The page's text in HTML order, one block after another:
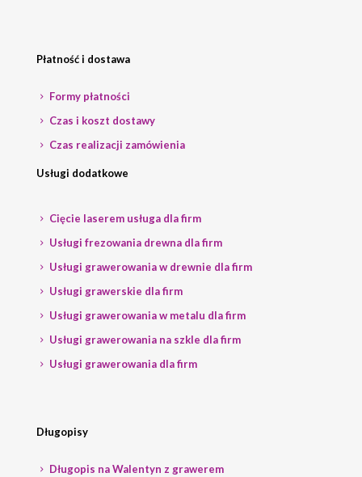
Płatność i dostawa
Formy płatności
Czas i koszt dostawy
Czas realizacji zamówienia
Usługi dodatkowe
Cięcie laserem usługa dla firm
Usługi frezowania drewna dla firm
Usługi grawerowania w drewnie dla firm
Usługi grawerskie dla firm
Usługi grawerowania w metalu dla firm
Usługi grawerowania na szkle dla firm
Usługi grawerowania dla firm
Długopisy
Długopis na Walentyn z grawerem